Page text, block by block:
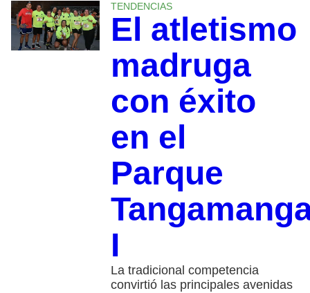
TENDENCIAS
El atletismo
madruga
con éxito
en el
Parque
I
La tradicional competencia
convirtió las principales avenidas